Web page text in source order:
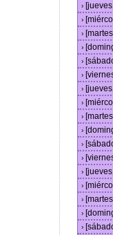
›
›
›
›
›
›
›
›
›
›
›
›
›
›
›
›
›